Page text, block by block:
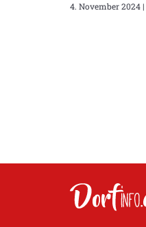
4. November 2024